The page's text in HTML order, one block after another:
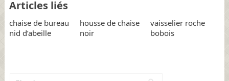
Articles liés
chaise de bureau
nid d’abeille
housse de chaise
noir
vaisselier roche
bobois